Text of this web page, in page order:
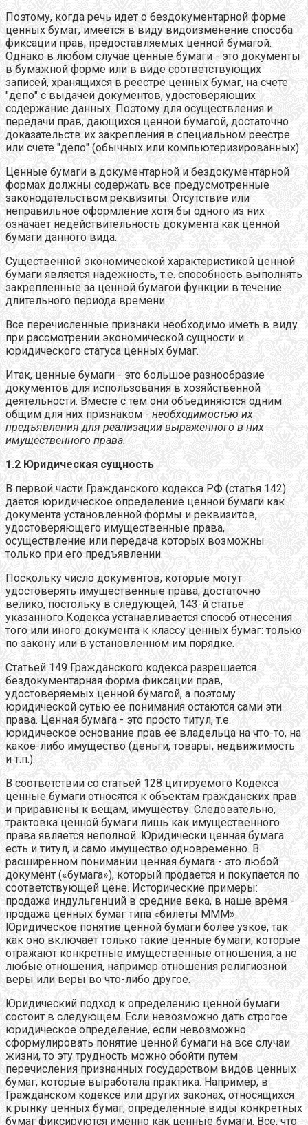
Поэтому, когда речь идет о бездокументарной форме
ценных бумаг, имеется в виду видоизменение способа
фиксации прав, предоставляемых ценной бумагой.
Однако в любом случае ценные бумаги - это документы
в бумажной форме или в виде соответствующих
записей, хранящихся в реестре ценных бумаг, на счете
"депо" с выдачей документов, удостоверяющих
содержание данных. Поэтому для осуществления и
передачи прав, дающихся ценной бумагой, достаточно
доказательств их закрепления в специальном реестре
или счете "депо" (обычных или компьютеризированных).
Ценные бумаги в документарной и бездокументарной
формах должны содержать все предусмотренные
законодательством реквизиты. Отсутствие или
неправильное оформление хотя бы одного из них
означает недействительность документа как ценной
бумаги данного вида.
Существенной экономической характеристикой ценной
бумаги является надежность, т.е. способность выполнять
закрепленные за ценной бумагой функции в течение
длительного периода времени.
Все перечисленные признаки необходимо иметь в виду
при рассмотрении экономической сущности и
юридического статуса ценных бумаг.
Итак, ценные бумаги - это большое разнообразие
документов для использования в хозяйственной
деятельности. Вместе с тем они объединяются одним
общим для них признаком - необходимостью их
предъявления для реализации выраженного в них
имущественного права.
1.2 Юридическая сущность
В первой части Гражданского кодекса РФ (статья 142)
дается юридическое определение ценной бумаги как
документа установленной формы и реквизитов,
удостоверяющего имущественные права,
осуществление или передача которых возможны
только при его предъявлении.
Поскольку число документов, которые могут
удостоверять имущественные права, достаточно
велико, постольку в следующей, 143-й статье
указанного Кодекса устанавливается способ отнесения
того или иного документа к классу ценных бумаг: только
по закону или в установленном им порядке.
Статьей 149 Гражданского кодекса разрешается
бездокументарная форма фиксации прав,
удостоверяемых ценной бумагой, а поэтому
юридической сутью ее понимания остаются сами эти
права. Ценная бумага - это просто титул, т.е.
юридическое основание прав ее владельца на что-то, на
какое-либо имущество (деньги, товары, недвижимость
и т.п.).
В соответствии со статьей 128 цитируемого Кодекса
ценные бумаги относятся к объектам гражданских прав
и приравнены к вещам, имуществу. Следовательно,
трактовка ценной бумаги лишь как имущественного
права является неполной. Юридически ценная бумага
есть и титул, и само имущество одновременно. В
расширенном понимании ценная бумага - это любой
документ («бумага»), который продается и покупается по
соответствующей цене. Исторические примеры:
продажа индульгенций в средние века, в наше время -
продажа ценных бумаг типа «билеты МММ».
Юридическое понятие ценной бумаги более узкое, так
как оно включает только такие ценные бумаги, которые
отражают конкретные имущественные отношения, а не
любые отношения, например отношения религиозной
веры или веры во что-либо другое.
Юридический подход к определению ценной бумаги
состоит в следующем. Если невозможно дать строгое
юридическое определение, если невозможно
сформулировать понятие ценной бумаги на все случаи
жизни, то эту трудность можно обойти путем
перечисления признанных государством видов ценных
бумаг, которые выработала практика. Например, в
Гражданском кодексе или других законах, относящихся
к рынку ценных бумаг, определенные виды конкретных
бумаг фиксируются именно как ценные бумаги. Все, что